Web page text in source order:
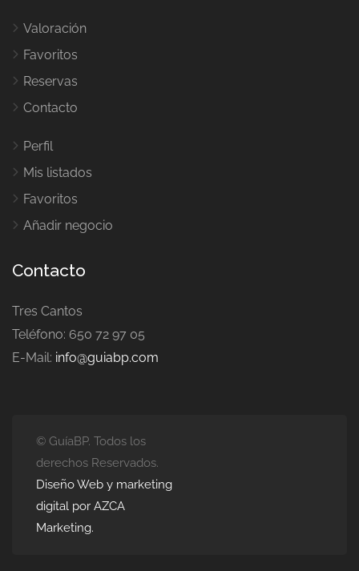
Valoración
Favoritos
Reservas
Contacto
Perfil
Mis listados
Favoritos
Añadir negocio
Contacto
Tres Cantos
Teléfono: 650 72 97 05
E-Mail: info@guiabp.com
© GuíaBP. Todos los
derechos Reservados.
Diseño Web y marketing
digital por AZCA
Marketing.